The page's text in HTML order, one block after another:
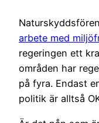
arbete med
regeringen ett
områden har
på fyra. Endast
politik är alltså